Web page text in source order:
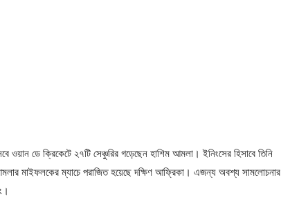
ওয়ান ডে ক্রিকেটে ২৭টি সেঞ্চুরির গড়েছেন হাশিম আমলা। ইনিংসের হিসাবে তিনি
মাইফলকের ম্যাচে পরাজিত হয়েছে দক্ষিণ আফ্রিকা। এজন্য অবশ্য সামলোচনার